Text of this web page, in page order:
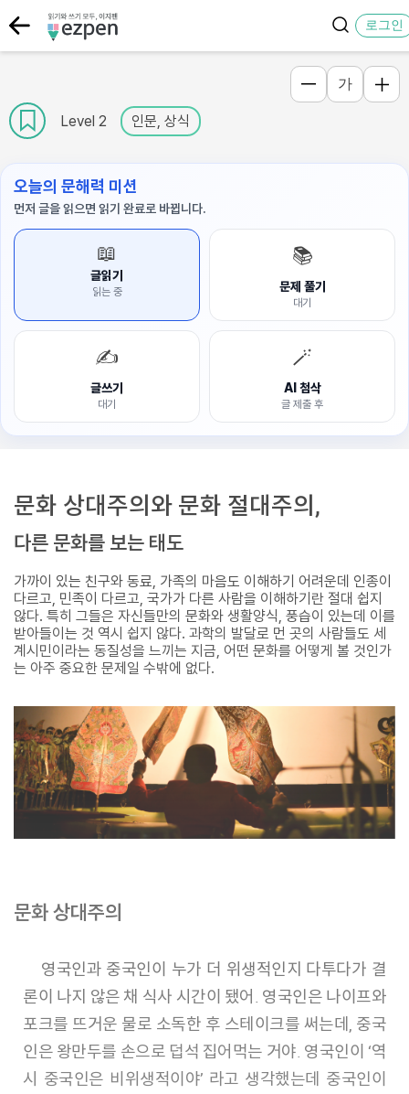
로그인
Level 2 인문, 상식
가
오늘의 문해력 미션
먼저 글을 읽으면 읽기 완료로 바뀝니다.
📖
글읽기
읽는 중
📚
문제 풀기
대기
✍️
글쓰기
대기
🪄
AI 첨삭
글 제출 후
문화 상대주의와 문화 절대주의,
다른 문화를 보는 태도
가까이 있는 친구와 동료, 가족의 마음도 이해하기 어려운데 인종이
다르고, 민족이 다르고, 국가가 다른 사람을 이해하기란 절대 쉽지
않다. 특히 그들은 자신들만의 문화와 생활양식, 풍습이 있는데 이를
받아들이는 것 역시 쉽지 않다. 과학의 발달로 먼 곳의 사람들도 세
계시민이라는 동질성을 느끼는 지금, 어떤 문화를 어떻게 볼 것인가
는 아주 중요한 문제일 수밖에 없다.
문화 상대주의
영국인과 중국인이 누가 더 위생적인지 다투다가 결
론이 나지 않은 채 식사 시간이 됐어. 영국인은 나이프와
포크를 뜨거운 물로 소독한 후 스테이크를 써는데, 중국
인은 왕만두를 손으로 덥석 집어먹는 거야. 영국인이 ‘역
시 중국인은 비위생적이야’ 라고 생각했는데 중국인이